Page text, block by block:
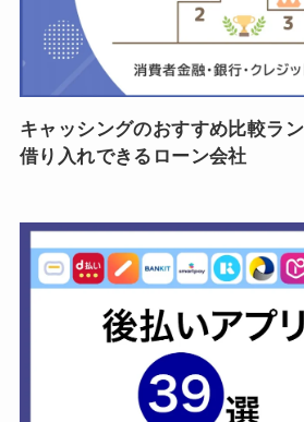
キャッシングのおすすめ比較ラ
借り入れできるローン会社